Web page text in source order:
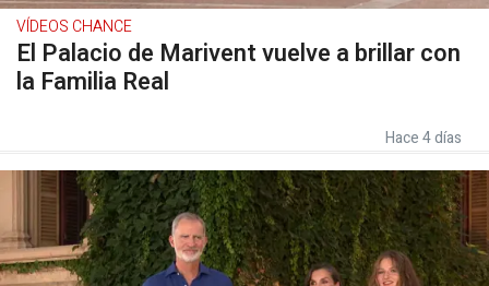
VÍDEOS CHANCE
El Palacio de Marivent vuelve a brillar con
la Familia Real
Hace 4 días